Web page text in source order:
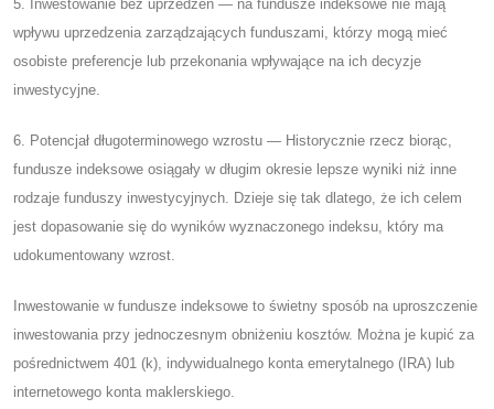
5. Inwestowanie bez uprzedzeń — na fundusze indeksowe nie mają
wpływu uprzedzenia zarządzających funduszami, którzy mogą mieć
osobiste preferencje lub przekonania wpływające na ich decyzje
inwestycyjne.
6. Potencjał długoterminowego wzrostu — Historycznie rzecz biorąc,
fundusze indeksowe osiągały w długim okresie lepsze wyniki niż inne
rodzaje funduszy inwestycyjnych. Dzieje się tak dlatego, że ich celem
jest dopasowanie się do wyników wyznaczonego indeksu, który ma
udokumentowany wzrost.
Inwestowanie w fundusze indeksowe to świetny sposób na uproszczenie
inwestowania przy jednoczesnym obniżeniu kosztów. Można je kupić za
pośrednictwem 401 (k), indywidualnego konta emerytalnego (IRA) lub
internetowego konta maklerskiego.